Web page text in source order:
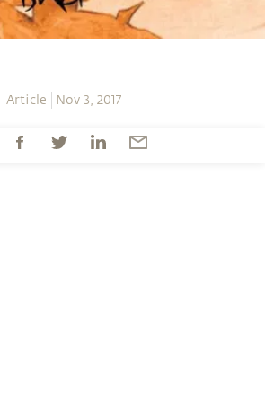
Article Nov 3, 2017